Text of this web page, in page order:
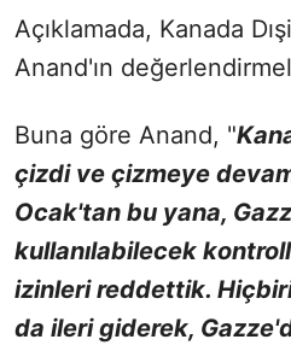
Açıklamada, Kanada
Anand'ın
Buna göre Anand, "
çizdi ve çizmeye
Ocak'tan bu yana,
kullanılabilecek
izinleri reddettik.
da ileri giderek,